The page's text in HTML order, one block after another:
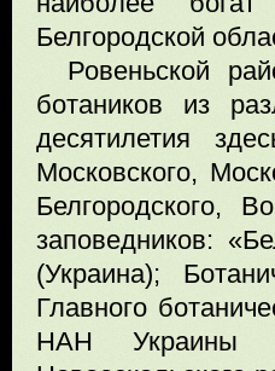
Белгородской
Ровеньской
ботаников из
десятилетия
Московского,
Белгородского,
заповедников:
(Украина);
Главного
НАН Украины